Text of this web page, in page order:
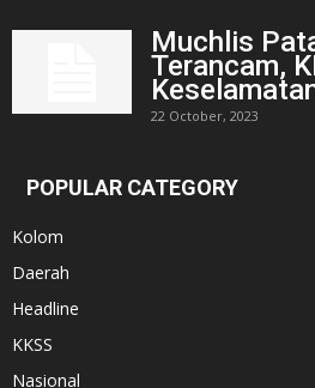
Muchlis
Terancam,
22 October, 2023
POPULAR CATEGORY
Kolom
Daerah
Headline
KKSS
Nasional